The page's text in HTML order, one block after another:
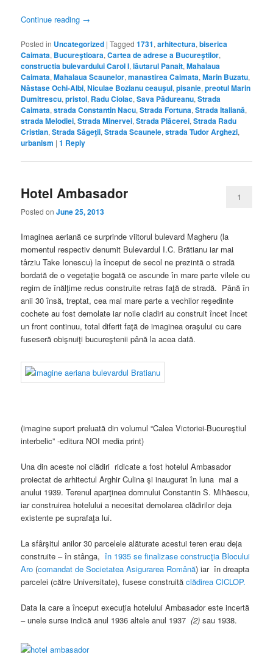
Continue reading →
Posted in Uncategorized |Tagged 1731,arhitectura,biserica
Caimata, Bucureştioara,Cartea de adrese a Bucureştilor,
constructia bulevardului Carol I,lăutarul Panait,Mahalaua
Caimata,Mahalaua Scaunelor,manastirea Caimata,Marin Buzatu,
Năstase Ochi-Albi,Niculae Bozianu ceauşul,pisanie,preotul Marin
Dumitrescu,pristol, Radu Ciolac,Sava Pădureanu,Strada
Caimata,strada Constantin Nacu,Strada Fortuna,Strada Italiană,
strada Melodiei,Strada Minervei,Strada Plăcerei,Strada Radu
Cristian,Strada Săgeţii,Strada Scaunele,strada Tudor Arghezi,
urbanism |1 Reply
Hotel Ambasador
Posted onJune 25, 2013
1
Imaginea aeriană ce surprinde viitorul bulevard Magheru (la
momentul respectiv denumit Bulevardul I.C. Brătianu iar mai
târziu Take Ionescu) la început de secol ne prezintă o stradă
bordată de o vegetaţie bogată ce ascunde în mare parte vilele cu
regim de înălţime redus construite retras faţă de stradă. Până în
anii 30 însă, treptat, cea mai mare parte a vechilor reşedinte
cochete au fost demolate iar noile cladiri au construit încet încet
un front continuu, total diferit faţă de imaginea oraşului cu care
fuseseră obişnuiţi bucureştenii până la acea dată.
(imagine suport preluată din volumul “Calea Victoriei-Bucureştiul
interbelic” -editura NOI media print)
Una din aceste noi clădiri ridicate a fost hotelul Ambasador
proiectat de arhitectul Arghir Culina şi inaugurat în luna mai a
anului 1939. Terenul aparţinea domnului Constantin S. Mihăescu,
iar construirea hotelului a necesitat demolarea clădirilor deja
existente pe suprafaţa lui.
La sfârşitul anilor 30 parcelele alăturate acestui teren erau deja
construite – în stânga, în 1935 se finalizase construcţia Blocului
Aro (comandat de Societatea Asigurarea Română) iar în dreapta
parcelei (către Universitate), fusese construită clădirea CICLOP.
Data la care a început execuţia hotelului Ambasador este incertă
– unele surse indică anul 1936 altele anul 1937(2) sau 1938.